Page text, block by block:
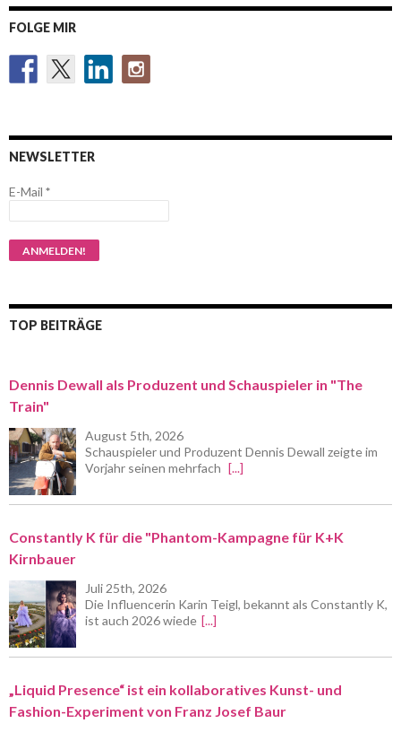
FOLGE MIR
NEWSLETTER
E-Mail *
TOP BEITRÄGE
Dennis Dewall als Produzent und Schauspieler in "The
Train"
August 5th, 2026
Schauspieler und Produzent Dennis Dewall zeigte im
Vorjahr seinen mehrfach
[...]
Constantly K für die "Phantom-Kampagne für K+K
Kirnbauer
Juli 25th, 2026
Die Influencerin Karin Teigl, bekannt als Constantly K,
ist auch 2026 wiede [...]
„Liquid Presence“ ist ein kollaboratives Kunst- und
Fashion-Experiment von Franz Josef Baur